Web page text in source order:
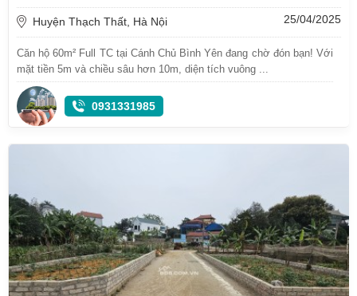
Huyện Thạch Thất, Hà Nội 25/04/2025
Căn hộ 60m² Full TC tại Cánh Chủ Bình Yên đang chờ đón bạn! Với
mặt tiền 5m và chiều sâu hơn 10m, diện tích vuông ...
0931331985